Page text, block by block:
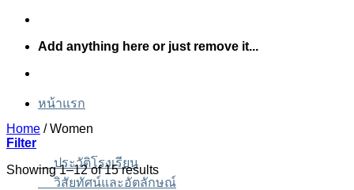
Skip
contentAdd anything here or just remove it...
หน้าแรก
ประวัติโรงเรียน
วิสัยทัศน์และอัตลักษณ์
Home /Women
Filter
Showing 1–12 of 15 results